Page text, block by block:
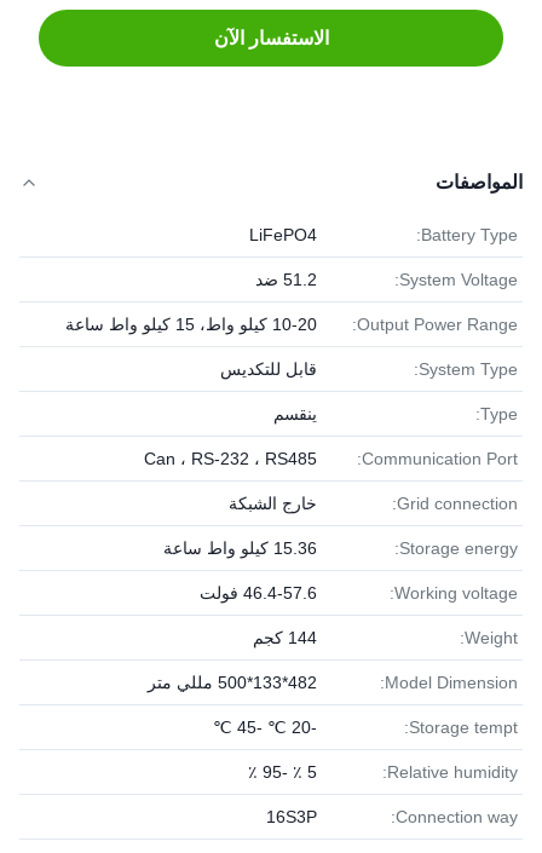
الاستفسار الآن
المواصفات
Battery Type:
LiFePO4
System Voltage: 51.2 ضد
Output Power Range: 10-20 كيلو واط، 15 كيلو واط ساعة
System Type: قابل للتكديس
Type: ينقسم
Communication Port: Can ، RS-232 ، RS485
Grid connection: خارج الشبكة
Storage energy: 15.36 كيلو واط ساعة
Working voltage: 46.4-57.6 فولت
Weight: 144 كجم
Model Dimension: 482*133*500 مللي متر
Storage tempt:
-20 ℃ -45 ℃
Relative humidity: 5 ٪ -95 ٪
Connection way:
16S3P